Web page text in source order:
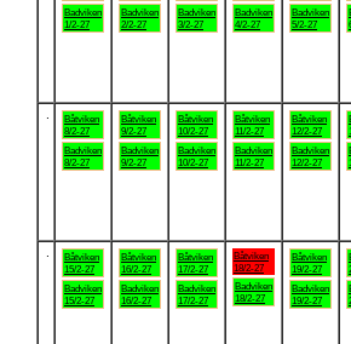
Badviken
1/2-27
Badviken
2/2-27
Badviken
3/2-27
Badviken
4/2-27
Badviken
5/2-27
Båtviken
8/2-27
Badviken
8/2-27
Båtviken
9/2-27
Badviken
9/2-27
Båtviken
10/2-27
Badviken
10/2-27
Båtviken
11/2-27
Badviken
11/2-27
Båtviken
12/2-27
Badviken
12/2-27
Båtviken
15/2-27
Badviken
15/2-27
Båtviken
16/2-27
Badviken
16/2-27
Båtviken
17/2-27
Badviken
17/2-27
Båtviken
18/2-27
Badviken
18/2-27
Båtviken
19/2-27
Badviken
19/2-27